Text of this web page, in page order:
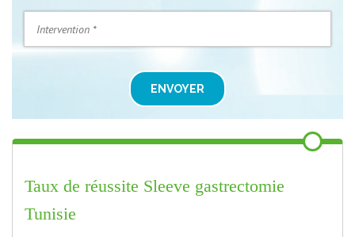
ENVOYER
Taux de réussite Sleeve gastrectomie
Tunisie